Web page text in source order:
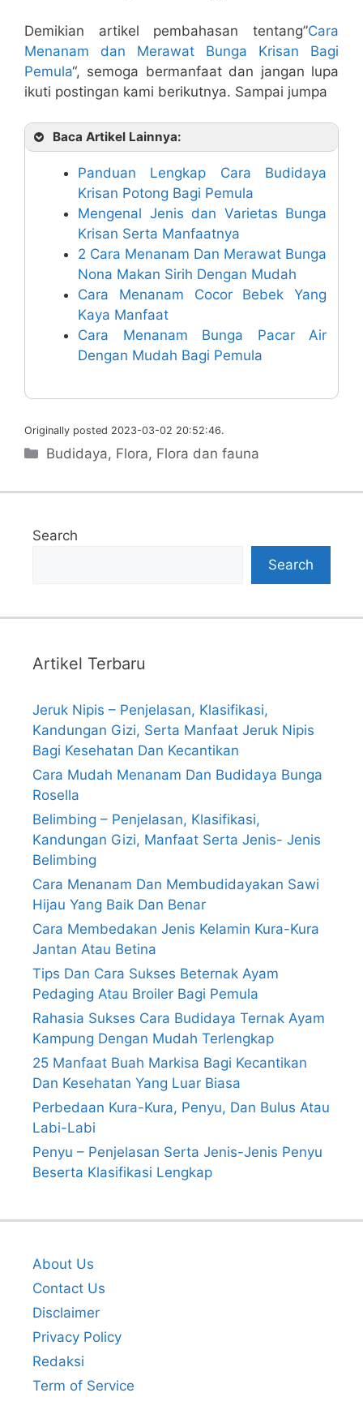
Demikian artikel pembahasan tentang”Cara
Menanam dan Merawat Bunga Krisan Bagi
Pemula“, semoga bermanfaat dan jangan lupa
ikuti postingan kami berikutnya. Sampai jumpa
Baca Artikel Lainnya:
Panduan Lengkap Cara Budidaya
Krisan Potong Bagi Pemula
Mengenal Jenis dan Varietas Bunga
Krisan Serta Manfaatnya
2 Cara Menanam Dan Merawat Bunga
Nona Makan Sirih Dengan Mudah
Cara Menanam Cocor Bebek Yang
Kaya Manfaat
Cara Menanam Bunga Pacar Air
Dengan Mudah Bagi Pemula
Originally posted 2023-03-02 20:52:46.
Categories
Budidaya, Flora, Flora dan fauna
Search
Search
Artikel Terbaru
Jeruk Nipis – Penjelasan, Klasifikasi,
Kandungan Gizi, Serta Manfaat Jeruk Nipis
Bagi Kesehatan Dan Kecantikan
Cara Mudah Menanam Dan Budidaya Bunga
Rosella
Belimbing – Penjelasan, Klasifikasi,
Kandungan Gizi, Manfaat Serta Jenis- Jenis
Belimbing
Cara Menanam Dan Membudidayakan Sawi
Hijau Yang Baik Dan Benar
Cara Membedakan Jenis Kelamin Kura-Kura
Jantan Atau Betina
Tips Dan Cara Sukses Beternak Ayam
Pedaging Atau Broiler Bagi Pemula
Rahasia Sukses Cara Budidaya Ternak Ayam
Kampung Dengan Mudah Terlengkap
25 Manfaat Buah Markisa Bagi Kecantikan
Dan Kesehatan Yang Luar Biasa
Perbedaan Kura-Kura, Penyu, Dan Bulus Atau
Labi-Labi
Penyu – Penjelasan Serta Jenis-Jenis Penyu
Beserta Klasifikasi Lengkap
About Us
Contact Us
Disclaimer
Privacy Policy
Redaksi
Term of Service